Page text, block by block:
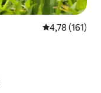
4,78 av 5 i
4,78 (161)